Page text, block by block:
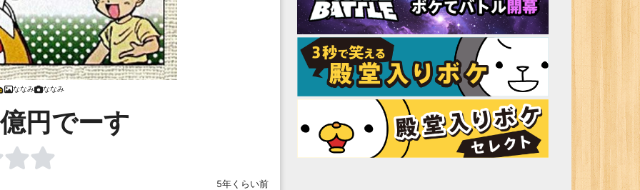
ななみ ななみ
円でーす
5年くらい前